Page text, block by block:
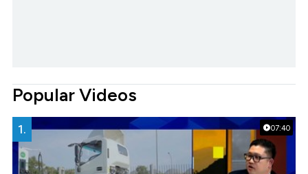
Popular Videos
07:40
1.